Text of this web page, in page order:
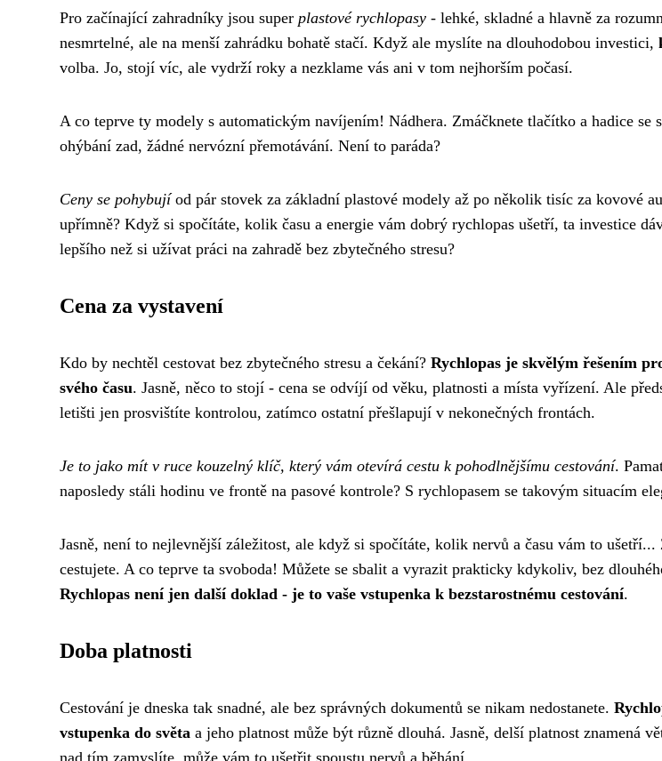
Pro začínající zahradníky jsou super plastové rychlopasy - lehké, skladné a hlavně za
nesmrtelné, ale na menší zahrádku bohatě stačí. Když ale myslíte na dlouhodobou investici,
volba. Jo, stojí víc, ale vydrží roky a nezklame vás ani v tom nejhorším počasí.
A co teprve ty modely s automatickým navíjením! Nádhera. Zmáčknete tlačítko a hadice se
ohýbání zad, žádné nervózní přemotávání. Není to paráda?
Ceny se pohybujíod pár stovek za základní plastové modely až po několik tisíc za kovové
upřímně? Když si spočítáte, kolik času a energie vám dobrý rychlopas ušetří, ta investice
lepšího než si užívat práci na zahradě bez zbytečného stresu?
Cena za vystavení
Kdo by nechtěl cestovat bez zbytečného stresu a čekání? Rychlopas je skvělým řešením
svého času. Jasně, něco to stojí - cena se odvíjí od věku, platnosti a místa vyřízení. Ale
letišti jen prosvištíte kontrolou, zatímco ostatní přešlapují v nekonečných frontách.
Je to jako mít v ruce kouzelný klíč, který vám otevírá cestu k pohodlnějšímu cestování.
naposledy stáli hodinu ve frontě na pasové kontrole? S rychlopasem se takovým situacím
Jasně, není to nejlevnější záležitost, ale když si spočítáte, kolik nervů a času vám to
cestujete. A co teprve ta svoboda! Můžete se sbalit a vyrazit prakticky kdykoliv, bez
Rychlopas není jen další doklad - je to vaše vstupenka k bezstarostnému cestování.
Doba platnosti
Cestování je dneska tak snadné, ale bez správných dokumentů se nikam nedostanete.
vstupenka do světa a jeho platnost může být různě dlouhá. Jasně, delší platnost znamená
nad tím zamyslíte, může vám to ušetřit spoustu nervů a běhání.